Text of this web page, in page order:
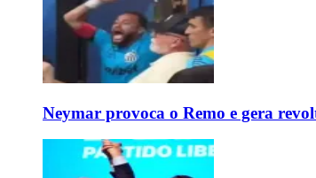
Neymar provoca o Remo e gera